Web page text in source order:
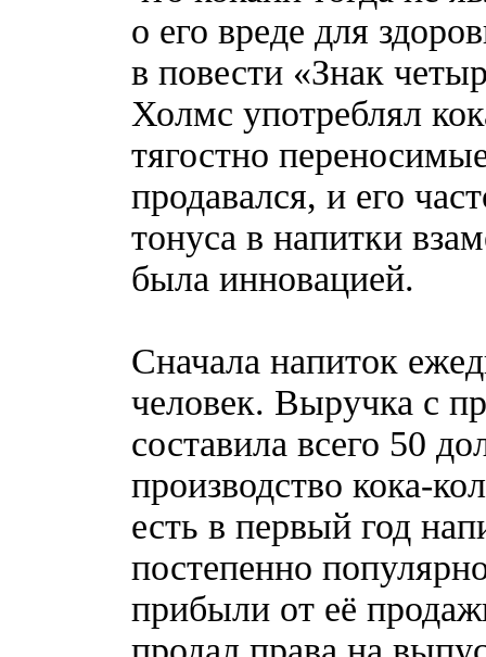
о его вреде для
в повести «Знак
Холмс употреблял
тягостно
продавался, и его
тонуса в напитки
была инновацией.
Сначала напиток
человек. Выручка с
составила всего 50
производство кока-
есть в первый год
постепенно
прибыли от её